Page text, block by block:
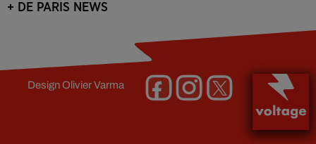
+ DE PARIS NEWS
DesignOlivier Varma